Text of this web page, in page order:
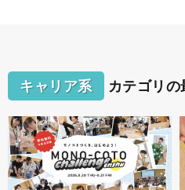
キャリア系 カテゴリ